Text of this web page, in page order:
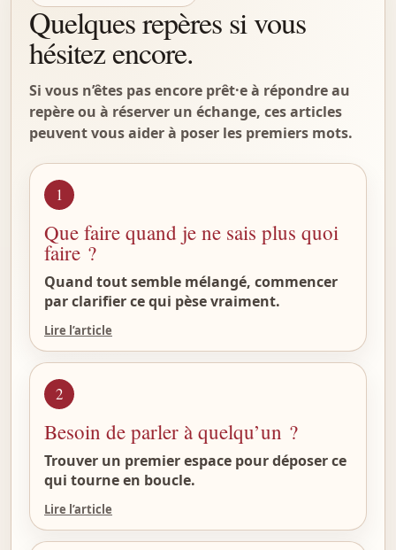
Quelques repères si vous
hésitez encore.
Si vous n’êtes pas encore prêt·e à répondre au
repère ou à réserver un échange, ces articles
peuvent vous aider à poser les premiers mots.
1
Que faire quand je ne sais plus quoi
faire ?
Quand tout semble mélangé, commencer
par clarifier ce qui pèse vraiment.
Lire l’article
2
Besoin de parler à quelqu’un ?
Trouver un premier espace pour déposer ce
qui tourne en boucle.
Lire l’article